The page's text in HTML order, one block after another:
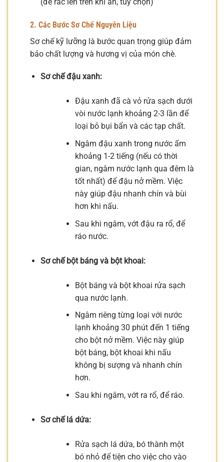
2. Các Bước Sơ Chế Nguyên Liệu
Sơ chế kỹ lưỡng là bước quan trọng giúp đảm
bảo chất lượng và hương vị của món chè.
Sơ chế đậu xanh:
Đậu xanh đã cà vỏ rửa sạch dưới
vòi nước lạnh khoảng 2-3 lần để
loại bỏ bụi bẩn và các tạp chất.
Ngâm đậu xanh trong nước ấm
khoảng 1-2 tiếng (nếu có thời
gian, ngâm nước lạnh qua đêm là
tốt nhất) để đậu nở mềm. Việc
này giúp đậu nhanh chín và bùi
hơn khi nấu.
Sau khi ngâm, vớt đậu ra rổ, để
ráo nước.
Sơ chế bột báng và bột khoai:
Bột báng và bột khoai rửa sạch
qua nước lạnh.
Ngâm riêng từng loại với nước
lạnh khoảng 30 phút đến 1 tiếng
cho bột nở mềm. Việc này giúp
bột báng, bột khoai khi nấu
không bị sượng và nhanh chín
hơn.
Sau khi ngâm, vớt ra rổ, để ráo.
Sơ chế lá dứa:
Rửa sạch lá dứa, bó thành một
bó nhỏ để tiện cho việc cho vào